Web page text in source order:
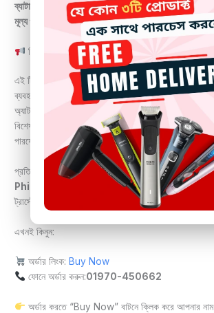
ব্যাটারি ব্যাকআপ:★★★★☆
মূল্য ও মান:
★★★★★
রিভিউ (বিক্রেতার দৃষ্টিতে):
এই ট্রিমারটি আমাদের স্টোরের সবচেয়ে বেশি বিক্রি হওয়া
ব্যবহারকারীরা প্রশংসা করেছেন এর কাটিং কোয়ালিটি, ব্লেডের
অ্যাটাচমেন্টের সুবিধা।
বিশেষ করে যারা ঘরে বসেই প্রফেশনাল গ্রুমিং করতে চান,
পারফেক্ট।
প্রতিদিন আমরা অসংখ্য অর্ডার পাচ্ছি এই মডেলটির জন্য।
Philips MG3721/65 Trimmer
এখন বাংলাদেশের
ট্রাস্টেড চয়েস।
এখনই কিনুন:
অর্ডার লিংক: Buy Now
ফোনে অর্ডার করুন:01970-450662
অর্ডার করতে “Buy Now” বাটনে ক্লিক করে আপনার